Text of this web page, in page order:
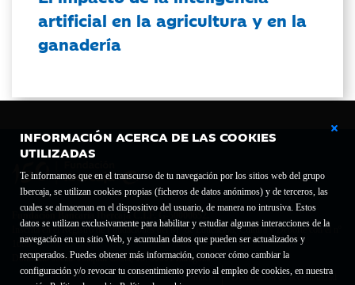
INFORMACIÓN ACERCA DE LAS COOKIES
UTILIZADAS
Te informamos que en el transcurso de tu navegación por los sitios web del grupo
Ibercaja, se utilizan cookies propias (ficheros de datos anónimos) y de terceros, las
cuales se almacenan en el dispositivo del usuario, de manera no intrusiva. Estos
datos se utilizan exclusivamente para habilitar y estudiar algunas interacciones de la
navegación en un sitio Web, y acumulan datos que pueden ser actualizados y
recuperados. Puedes obtener más información, conocer cómo cambiar la
configuración y/o revocar tu consentimiento previo al empleo de cookies, en nuestra
artificial en la agricultura y en la
ganadería
Fundación Bancaria Ibercaja C.I.F. G-50000652.
Inscrita en el Registro de Fundaciones del Mº de Educación, Cultura y Deporte con el nº
1689.
Domicilio social: Joaquín Costa, 13. 50001 Zaragoza.
Contacto
Declaración de accesibilidad